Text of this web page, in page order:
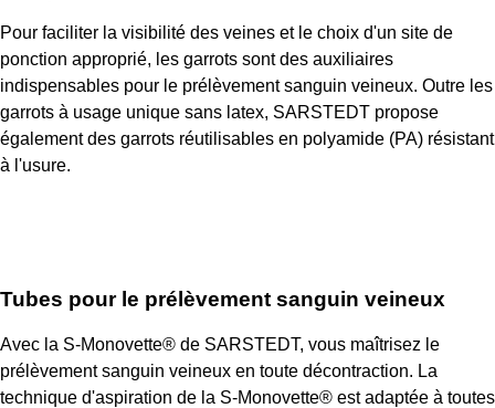
Pour faciliter la visibilité des veines et le choix d'un site de
ponction approprié, les garrots sont des auxiliaires
indispensables pour le prélèvement sanguin veineux. Outre les
garrots à usage unique sans latex, SARSTEDT propose
également des garrots réutilisables en polyamide (PA) résistant
à l'usure.
Tubes pour le prélèvement sanguin veineux
Avec la S-Monovette® de SARSTEDT, vous maîtrisez le
prélèvement sanguin veineux en toute décontraction. La
technique d'aspiration de la S-Monovette® est adaptée à toutes